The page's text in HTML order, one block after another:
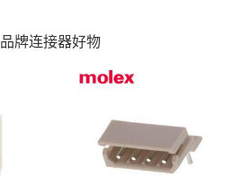
品牌连接器好物